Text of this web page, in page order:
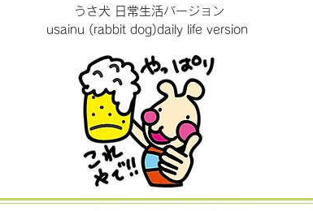
うさ犬 日常生活バージョン
usainu (rabbit dog)daily life version